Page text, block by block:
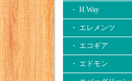
・ H.Way
・ エレメンツ
・ エコギア
・ エドモン